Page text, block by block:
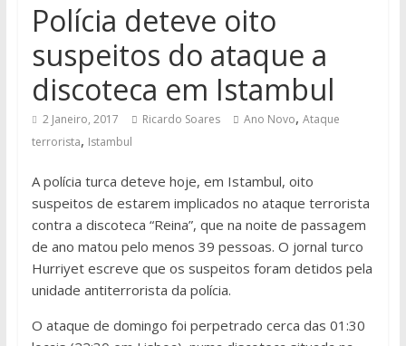
Polícia deteve oito
suspeitos do ataque a
discoteca em Istambul
2 Janeiro, 2017 Ricardo Soares Ano Novo, Ataque
terrorista, Istambul
A polícia turca deteve hoje, em Istambul, oito
suspeitos de estarem implicados no ataque terrorista
contra a discoteca “Reina”, que na noite de passagem
de ano matou pelo menos 39 pessoas. O jornal turco
Hurriyet escreve que os suspeitos foram detidos pela
unidade antiterrorista da polícia.
O ataque de domingo foi perpetrado cerca das 01:30